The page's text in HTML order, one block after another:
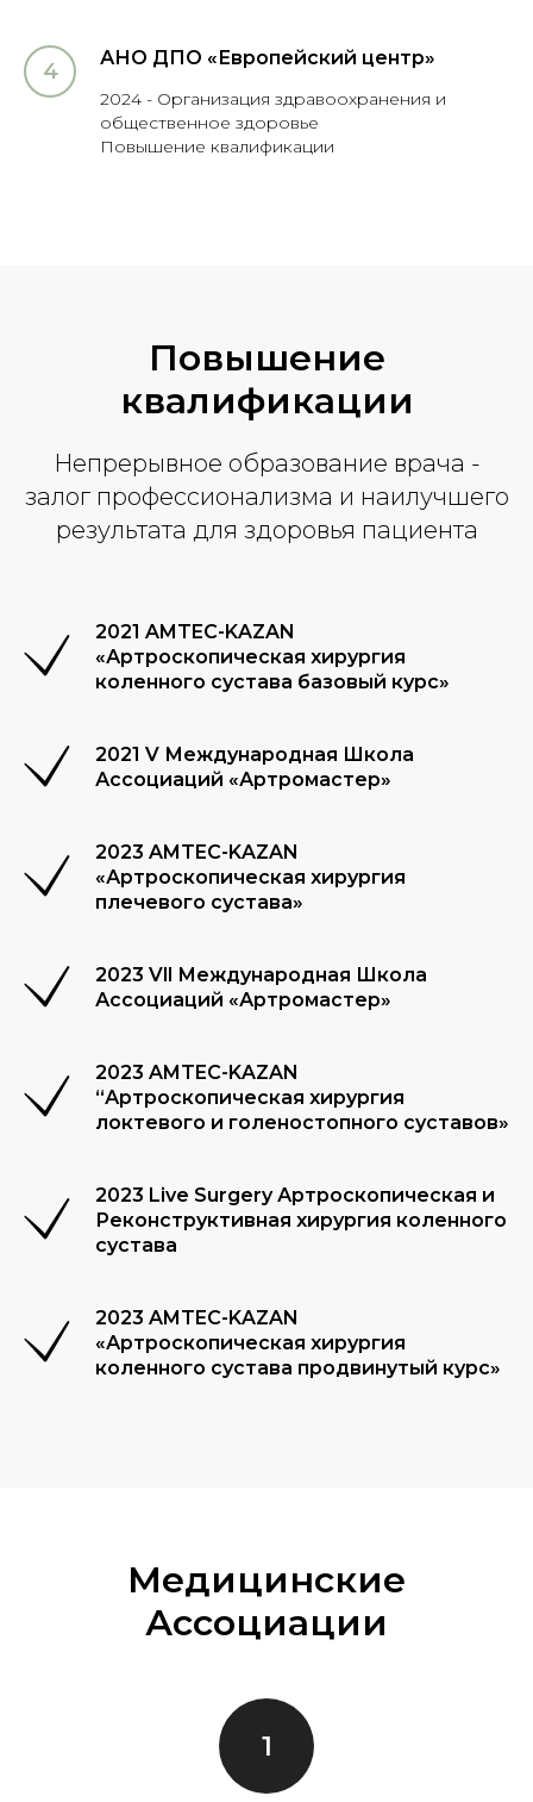
АНО ДПО «Европейский центр»
2024 - Организация здравоохранения и
общественное здоровье
Повышение квалификации
Повышение
квалификации
Непрерывное образование врача -
залог профессионализма и наилучшего
результата для здоровья пациента
2021 AMTEC-KAZAN
«Артроскопическая хирургия
коленного сустава базовый курс»
2021 V Международная Школа
Ассоциаций «Артромастер»
2023 AMTEC-KAZAN
«Артроскопическая хирургия
плечевого сустава»
2023 Vll Международная Школа
Ассоциаций «Артромастер»
2023 AMTEC-KAZAN
“Артроскопическая хирургия
локтевого и голеностопного суставов»
2023 Live Surgery Артроскопическая и
Реконструктивная хирургия коленного
сустава
2023 AMTEC-KAZAN
«Артроскопическая хирургия
коленного сустава продвинутый курс»
Медицинские
Ассоциации